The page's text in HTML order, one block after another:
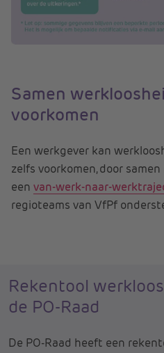
Samen
voorkomen
Een werkgever kan
zelfs voorkomen, door
een van-werk-naar-
regioteams van VfPf
Rekentool
de PO-Raad
De PO-Raad heeft een